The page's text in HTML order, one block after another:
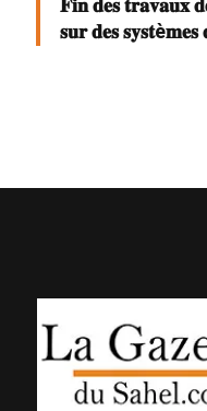
𝐅𝐢𝐧 𝐝𝐞𝐬 𝐭𝐫𝐚𝐯𝐚𝐮𝐱
𝐬𝐮𝐫 𝐝𝐞𝐬 𝐬𝐲𝐬𝐭è𝐦𝐞𝐬